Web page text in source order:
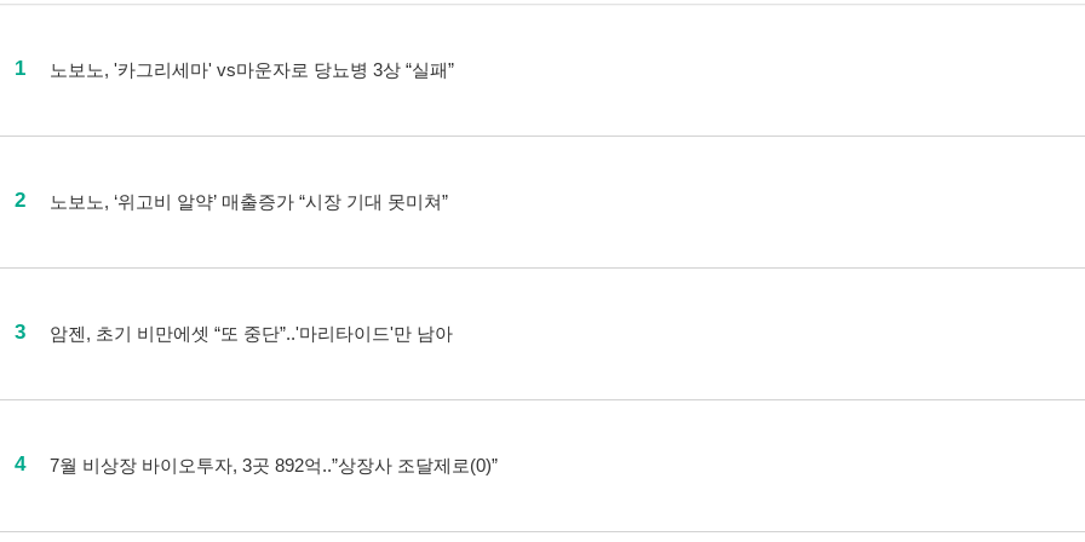
1 노보노, '카그리세마' vs마운자로 당뇨병 3상 “실패”
2 노보노, ‘위고비 알약’ 매출증가 “시장 기대 못미쳐”
3 암젠, 초기 비만에셋 “또 중단”..'마리타이드'만 남아
4 7월 비상장 바이오투자, 3곳 892억..”상장사 조달제로(0)”